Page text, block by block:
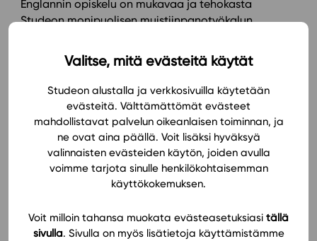
Valitse, mitä evästeitä käytät
Studeon alustalla ja verkkosivuilla käytetään
evästeitä. Välttämättömät evästeet
mahdollistavat palvelun oikeanlaisen toiminnan, ja
ne ovat aina päällä. Voit lisäksi hyväksyä
valinnaisten evästeiden käytön, joiden avulla
voimme tarjota sinulle henkilökohtaisemman
käyttökokemuksen.
Voit milloin tahansa muokata evästeasetuksiasi tällä
sivulla. Sivulla on myös lisätietoja käyttämistämme
Englannin opiskelu on mukavaa ja tehokasta
Studeon monipuolisen muistiinpanotyökalun
keskeiset asiat talteen merkintätyökalun eri
väreillä ja kirjoittaa oppimateriaaliin
muistiinpanoja. Merkintöihin on mahdollista
tehdä lisäyksiä ja liittää esimerkiksi kuvia ja
linkkejä.